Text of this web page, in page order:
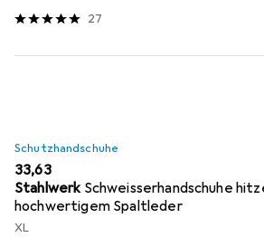
27
Schutzhandschuhe
EUR
33,63
Stahlwerk Schweisserhandschuhe
hochwertigem Spaltleder
XL